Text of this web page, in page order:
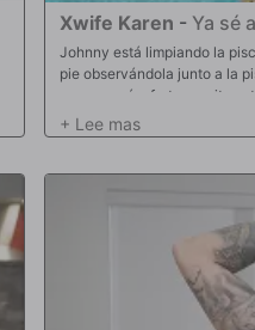
Xwife Karen - Ya sé
Johnny está limpiando la
pie observándola junto a la
comenzará a frotar aceite
partir de ahí, ella le
diga, ella tendrá dificultades